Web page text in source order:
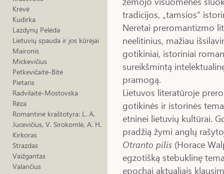
Krėvė
Kudirka
Lazdynų Pelėda
Lietuvių spauda ir jos kūrėjai
Maironis
Mickevičius
Petkevičaitė-Bitė
Pietaris
Radvilaitė-Mostovska
Rėza
Romantinė kraštotyra: L. A.
Jucevičius, V. Sirokomlė, A. H.
Kirkoras
Strazdas
Vaižgantas
Valančius
tradicijos, „tamsios“
Neretai preromantizmo
neelitinius, mažiau
gotikiniai, istoriniai
sureikšmintą
pramogą.
Lietuvos literatūroje
gotikinės ir istorinės
etninei lietuvių kultūrai.
pradžią žymi anglų
Otranto pilis (Horace
egzotišką stebuklinę
epochai aktualiais